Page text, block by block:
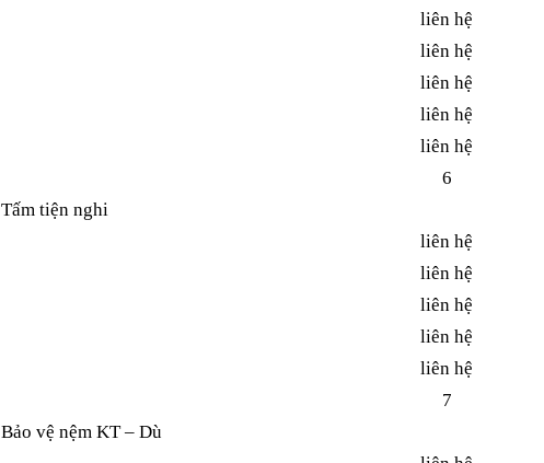
liên hệ
liên hệ
liên hệ
liên hệ
liên hệ
6
Tấm tiện nghi
liên hệ
liên hệ
liên hệ
liên hệ
liên hệ
7
Bảo vệ nệm KT – Dù